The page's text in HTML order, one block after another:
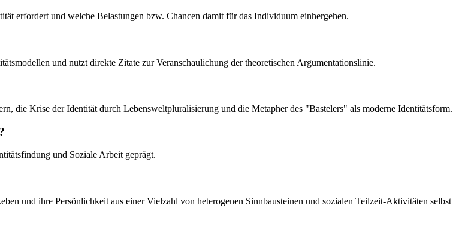
erfordert und welche Belastungen bzw. Chancen damit für das Individuum einhergehen.
und nutzt direkte Zitate zur Veranschaulichung der theoretischen Argumentationslinie.
die Krise der Identität durch Lebensweltpluralisierung und die Metapher des "Bastelers" als moderne Identitätsform.
und Soziale Arbeit geprägt.
und ihre Persönlichkeit aus einer Vielzahl von heterogenen Sinnbausteinen und sozialen Teilzeit-Aktivitäten selbst